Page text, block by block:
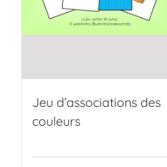
Jeu d’associations des
couleurs